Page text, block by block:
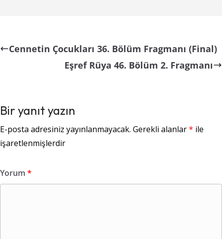
Cennetin Çocukları 36. Bölüm Fragmanı (Final)
Eşref Rüya 46. Bölüm 2. Fragmanı
Bir yanıt yazın
E-posta adresiniz yayınlanmayacak. Gerekli alanlar* ile
işaretlenmişlerdir
Yorum *